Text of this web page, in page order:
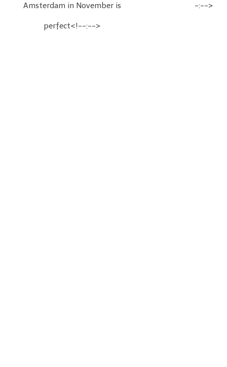
Amsterdam in November is
perfect<!--:-->
-:-->